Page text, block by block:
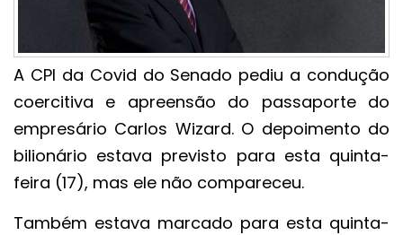
A CPI da Covid do Senado pediu a condução
coercitiva e apreensão do passaporte do
empresário Carlos Wizard. O depoimento do
bilionário estava previsto para esta quinta-
feira (17), mas ele não compareceu.
Também estava marcado para esta quinta-